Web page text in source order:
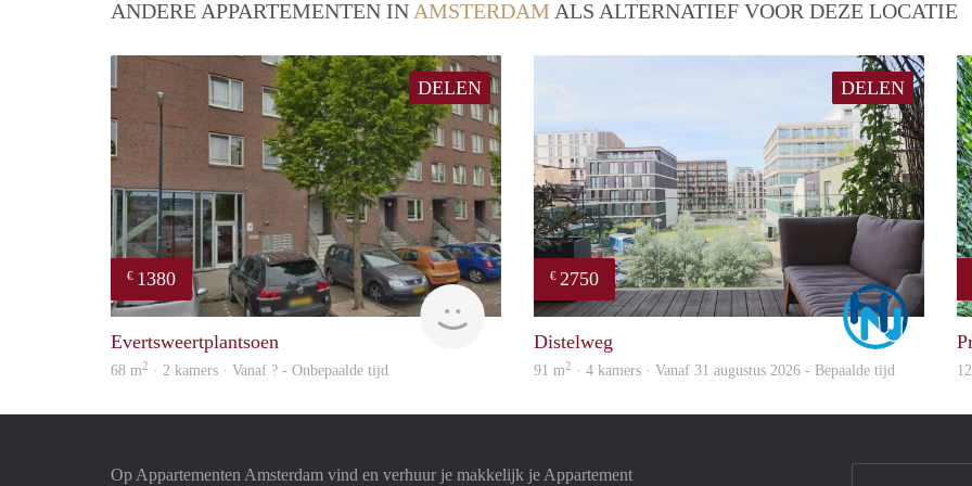
ANDERE APPARTEMENTEN IN AMSTERDAM ALS ALTERNATIEF VOOR DEZE LOCATIE
DELEN
€ 1380
Woning
Evertsweertplantsoen
68 m2 · 2 kamers · Vanaf ? - Onbepaalde tijd
DELEN
€ 2750
Marco
Distelweg
91 m2 · 4 kamers · Vanaf 31 augustus 2026 - Bepaalde tijd
Op Appartementen Amsterdam vind en verhuur je makkelijk je Appartement